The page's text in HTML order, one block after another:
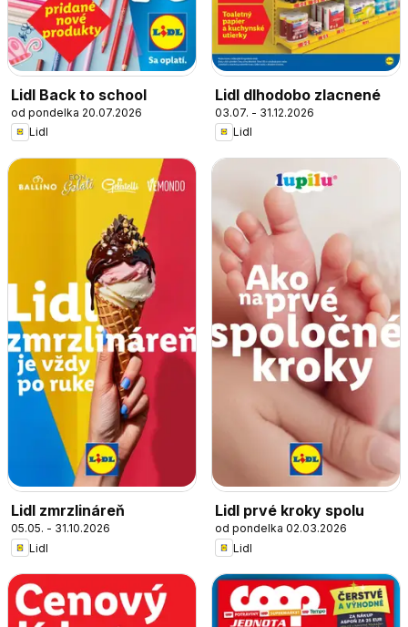
Lidl Back to school
od pondelka 20.07.2026
Lidl
Lidl dlhodobo zlacnené
03.07. - 31.12.2026
Lidl
Lidl zmrzlináreň
05.05. - 31.10.2026
Lidl
Lidl prvé kroky spolu
od pondelka 02.03.2026
Lidl